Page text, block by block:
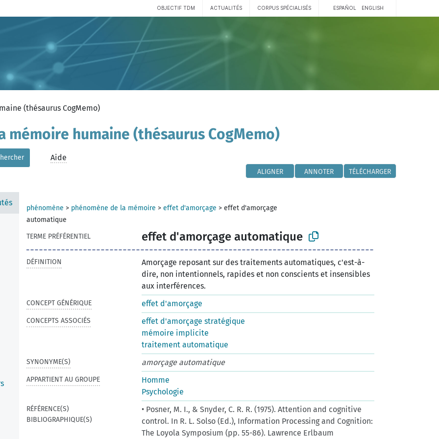
OBJECTIF TDM ACTUALITÉS CORPUS SPÉCIALISÉS ESPAÑOL ENGLISH
(thésaurus CogMemo)
mémoire humaine (thésaurus CogMemo)
Aide
ALIGNER ANNOTER TÉLÉCHARGER
phénomène > phénomène de la mémoire > effet d'amorçage > effet d'amorçage
automatique
TERME PRÉFÉRENTIEL
effet d'amorçage automatique
DÉFINITION
Amorçage reposant sur des traitements automatiques, c'est-à-
dire, non intentionnels, rapides et non conscients et insensibles
aux interférences.
CONCEPT GÉNÉRIQUE effet d'amorçage
CONCEPTS ASSOCIÉS
effet d'amorçage stratégique
mémoire implicite
traitement automatique
SYNONYME(S) amorçage automatique
APPARTIENT AU GROUPE
Homme
Psychologie
RÉFÉRENCE(S)
BIBLIOGRAPHIQUE(S)
• Posner, M. I., & Snyder, C. R. R. (1975). Attention and cognitive
control. In R. L. Solso (Ed.), Information Processing and Cognition:
The Loyola Symposium (pp. 55-86). Lawrence Erlbaum